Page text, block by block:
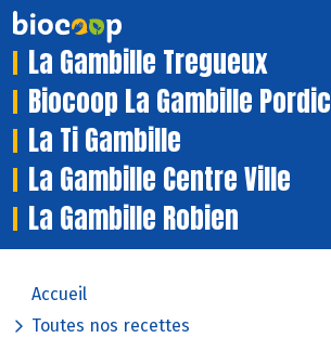
La Gambille Tregueux
Biocoop La Gambille Pordic
La Ti Gambille
La Gambille Centre Ville
La Gambille Robien
Accueil
Toutes nos recettes